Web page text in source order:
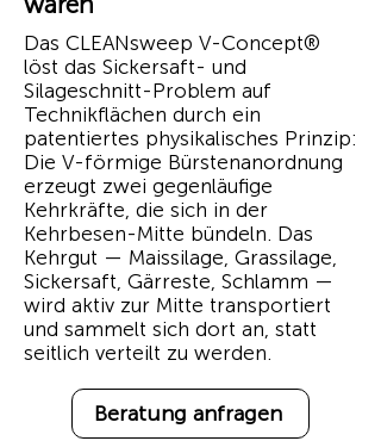
Das CLEANsweep V-Concept®
löst das Sickersaft- und
Silageschnitt-Problem auf
Technikflächen durch ein
patentiertes physikalisches Prinzip:
Die V-förmige Bürstenanordnung
erzeugt zwei gegenläufige
Kehrkräfte, die sich in der
Kehrbesen-Mitte bündeln. Das
Kehrgut — Maissilage, Grassilage,
Sickersaft, Gärreste, Schlamm —
wird aktiv zur Mitte transportiert
und sammelt sich dort an, statt
seitlich verteilt zu werden.
Beratung anfragen